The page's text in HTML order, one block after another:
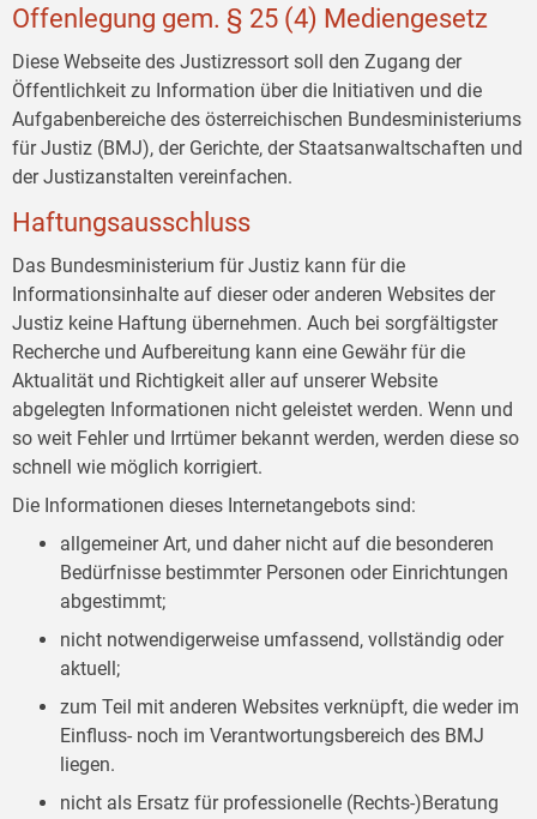
Offenlegung gem. § 25 (4) Mediengesetz
Diese Webseite des Justizressort soll den Zugang der
Öffentlichkeit zu Information über die Initiativen und die
Aufgabenbereiche des österreichischen Bundesministeriums
für Justiz (BMJ), der Gerichte, der Staatsanwaltschaften und
der Justizanstalten vereinfachen.
Haftungsausschluss
Das Bundesministerium für Justiz kann für die
Informationsinhalte auf dieser oder anderen Websites der
Justiz keine Haftung übernehmen. Auch bei sorgfältigster
Recherche und Aufbereitung kann eine Gewähr für die
Aktualität und Richtigkeit aller auf unserer Website
abgelegten Informationen nicht geleistet werden. Wenn und
so weit Fehler und Irrtümer bekannt werden, werden diese so
schnell wie möglich korrigiert.
Die Informationen dieses Internetangebots sind:
allgemeiner Art, und daher nicht auf die besonderen
Bedürfnisse bestimmter Personen oder Einrichtungen
abgestimmt;
nicht notwendigerweise umfassend, vollständig oder
aktuell;
zum Teil mit anderen Websites verknüpft, die weder im
Einfluss- noch im Verantwortungsbereich des BMJ
liegen.
nicht als Ersatz für professionelle (Rechts-)Beratung